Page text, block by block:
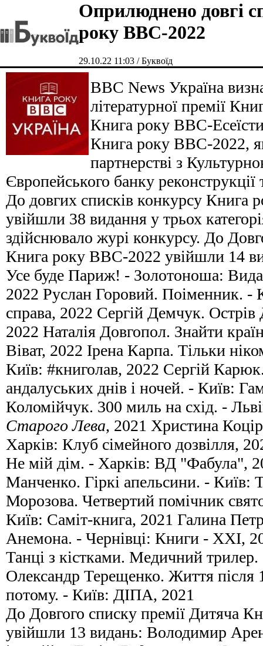
Оприлюднено довгі
року ВВС-2022
29.10.22 11:03 / Буквоїд
ВВС News Україна
літературної премії
Книга року ВВС-
Книга року ВВС-2022,
партнерстві з
Європейського банку
До довгих списків конкурсу Книга
увійшли 38 видання у трьох
здійснювало журі конкурсу. До
Книга року ВВС-2022 увійшли 14
Усе буде Париж! - Золотоноша:
2022 Руслан Горовий. Поіменник.
справа, 2022 Сергій Демчук.
2022 Наталія Довгопол. Знайти
Віват, 2022 Ірена Карпа. Тільки
Київ: #книголав, 2022 Сергій
андалуських днів і ночей. - Київ:
Коломійчук. 300 миль на схід. -
Старого Лева, 2021 Христина
Харків: Клуб сімейного дозвілля,
Не мій дім. - Харків: ВД "Фабула",
Манченко. Гіркі апельсини. - Київ:
Морозова. Четвертий помічник
Київ: Саміт-книга, 2021 Галина
Анемона. - Чернівці: Книги - XXI,
Танці з кістками. Медичний
Олександр Терещенко. Життя після
потому. - Київ: ДІПА, 2021
До Довгого списку премії Дитяча
увійшли 13 видань: Володимир